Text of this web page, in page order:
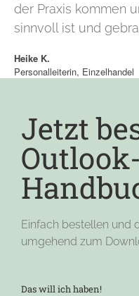
der Praxis kommen
sinnvoll ist und
Heike K.
Personalleiterin, Einzelhandel
Jetzt
Outlook-
Einfach bestellen und
umgehend zum
Das will ich haben!